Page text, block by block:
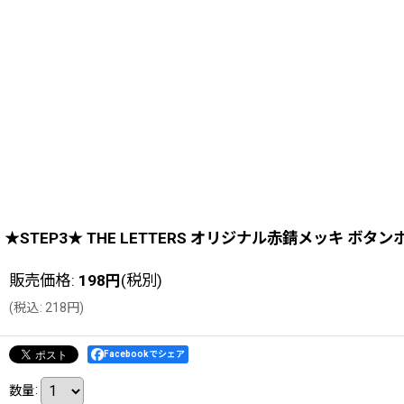
★STEP3★ THE LETTERS オリジナル赤錆メッキ ボタン
販売価格: 198円(税別)
(税込: 218円)
Facebookでシェア
数量: